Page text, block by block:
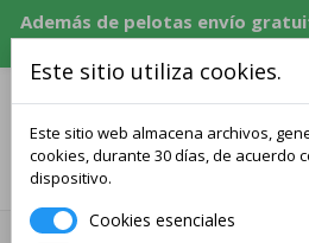
Además de pelotas envío
120 USD, equivalente en CZK,
Este sitio utiliza cookies.
Este sitio web almacena archivos,
cookies, durante 30 días, de acuerdo
dispositivo.
Cookies esenciales